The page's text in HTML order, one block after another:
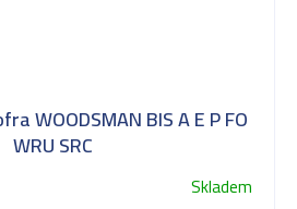
WOODSMAN BIS A E P FO
WRU SRC
Skladem